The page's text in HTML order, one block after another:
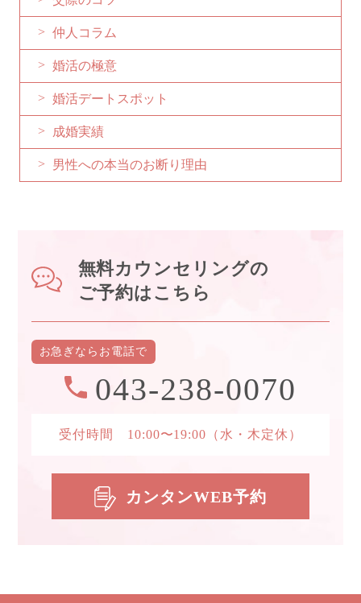
仲人コラム
婚活の極意
婚活デートスポット
成婚実績
男性への本当のお断り理由
無料カウンセリングの
ご予約はこちら
お急ぎなら お電話で
043-238-0070
受付時間 10:00〜19:00 （水・木定休）
カンタンWEB予約